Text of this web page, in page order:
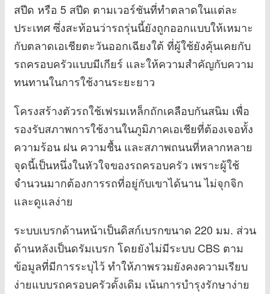
สปีด หรือ 5 สปีด ตามเวอร์ชันที่ทำตลาดในแต่ละ
ประเทศ ซึ่งสะท้อนว่ารถรุ่นนี้ยังถูกออกแบบให้เหมาะ
กับตลาดเอเชียตะวันออกเฉียงใต้ ที่ผู้ใช้ยังคุ้นเคยกับ
รถครอบครัวแบบมีเกียร์ และให้ความสำคัญกับความ
ทนทานในการใช้งานระยะยาว
โครงสร้างตัวรถใช้เฟรมเหล็กถักเคลือบกันสนิม เพื่อ
รองรับสภาพการใช้งานในภูมิภาคเอเชียที่ต้องเจอทั้ง
ความร้อน ฝน ความชื้น และสภาพถนนที่หลากหลาย
จุดนี้เป็นหนึ่งในหัวใจของรถครอบครัว เพราะผู้ใช้
จำนวนมากต้องการรถที่อยู่กับเขาได้นาน ไม่จุกจิก
และดูแลง่าย
ระบบเบรกด้านหน้าเป็นดิสก์เบรกขนาด 220 มม. ส่วน
ด้านหลังเป็นดรัมเบรก โดยยังไม่มีระบบ CBS ตาม
ข้อมูลที่มีการระบุไว้ ทำให้ภาพรวมยังคงความเรียบ
ง่ายแบบรถครอบครัวดั้งเดิม เน้นการบำรุงรักษาง่าย